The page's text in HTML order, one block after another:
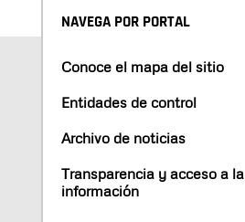
NAVEGA POR PORTAL
Conoce el mapa del sitio
Entidades de control
Archivo de noticias
Transparencia y acceso a la
información